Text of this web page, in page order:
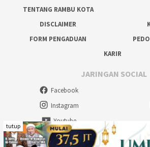
TENTANG RAMBU KOTA
DISCLAIMER
FORM PENGADUAN
KARIR
JARINGAN SOCIAL
Facebook
Instagram
Youtube
tutup